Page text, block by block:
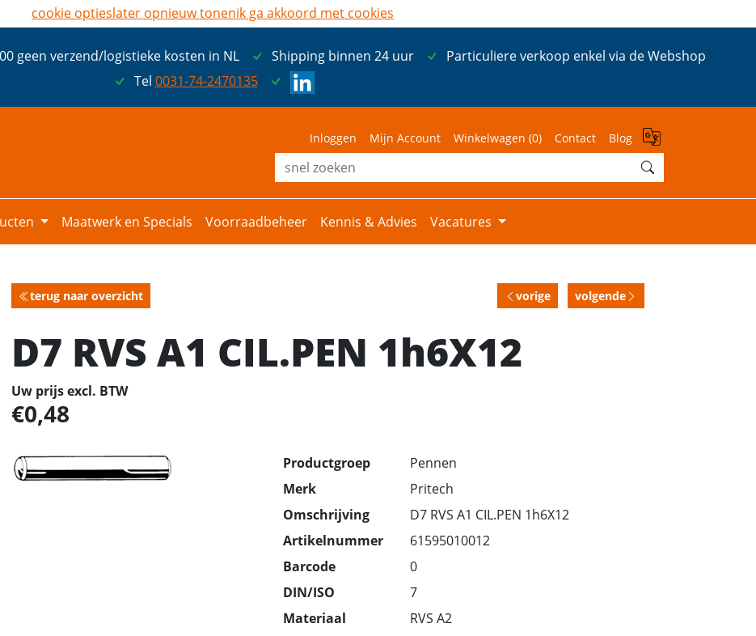
geen verzend/logistieke kosten in NL Shipping binnen 24 uur
Particuliere verkoop enkel via de Webshop
Tel 0031-74-2470135
Inloggen Mijn Account Winkelwagen (0) Contact Blog
Maatwerk en Specials Voorraadbeheer Kennis & Advies Vacatures
terug naar overzicht vorige volgende
D7 RVS A1 CIL.PEN 1h6X12
Uw prijs excl. BTW
0,48
Productgroep
Pennen
Merk
Pritech
Omschrijving
D7 RVS A1 CIL.PEN 1h6X12
Artikelnummer
61595010012
Barcode
0
DIN/ISO
7
Materiaal
RVS A2
cookie optieslater opnieuw tonenik ga akkoord met cookies